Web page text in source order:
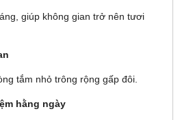
giúp không gian trở nên tươi
tắm nhỏ trông rộng gấp đôi.
hằng ngày